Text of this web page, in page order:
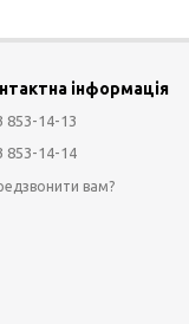
інформація
853-14-13
853-14-14
вам?